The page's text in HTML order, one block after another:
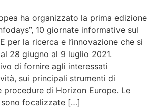
ha organizzato la prima edizione
10 giornate informative sul
per la ricerca e l’innovazione che si
28 giugno al 9 luglio 2021.
di fornire agli interessati
sui principali strumenti di
procedure di Horizon Europe. Le
focalizzate […]